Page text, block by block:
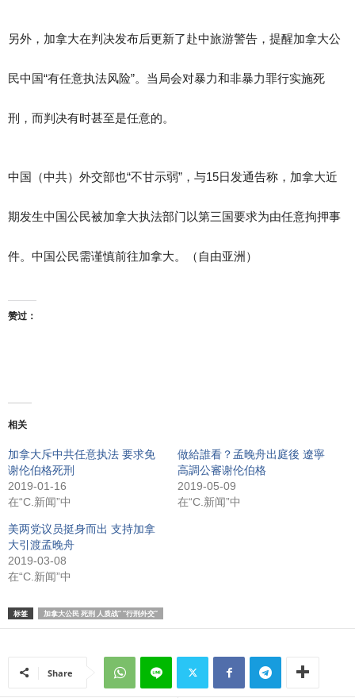
另外，加拿大在判决发布后更新了赴中旅游警告，提醒加拿大公
民中国“有任意执法风险”。当局会对暴力和非暴力罪行实施死
刑，而判决有时甚至是任意的。
中国（中共）外交部也“不甘示弱”，与15日发通告称，加拿大近
期发生中国公民被加拿大执法部门以第三国要求为由任意拘押事
件。中国公民需谨慎前往加拿大。（自由亚洲）
赞过：
相关
加拿大斥中共任意执法 要求免
谢伦伯格死刑
2019-01-16
在“C.新闻”中
做給誰看？孟晚舟出庭後 遼寧
高調公審谢伦伯格
2019-05-09
在“C.新闻”中
美两党议员挺身而出 支持加拿
大引渡孟晚舟
2019-03-08
在“C.新闻”中
标签 加拿大公民 死刑 人质战” “行刑外交”
Share